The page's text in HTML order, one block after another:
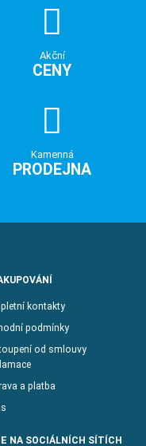
Akční
CENY
Kamenná
PRODEJNA
kontakty
podmínky
od smlouvy
a platba
NA SOCIÁLNÍCH SÍTÍCH